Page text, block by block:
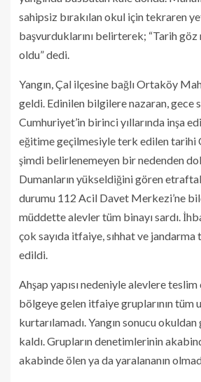
sahipsiz bırakılan okul için tekraren
başvurduklarını belirterek; “Tarih
oldu” dedi.
Yangın, Çal ilçesine bağlı Ortaköy
geldi. Edinilen bilgilere nazaran, gece
Cumhuriyet’in birinci yıllarında inşa
eğitime geçilmesiyle terk edilen
şimdi belirlenemeyen bir nedenden
Dumanların yükseldiğini gören
durumu 112 Acil Davet Merkezi’ne
müddette alevler tüm binayı sardı.
çok sayıda itfaiye, sıhhat ve jandarma
edildi.
Ahşap yapısı nedeniyle alevlere teslim
bölgeye gelen itfaiye gruplarının tüm
kurtarılamadı. Yangın sonucu
kaldı. Grupların denetimlerinin
akabinde ölen ya da yaralananın